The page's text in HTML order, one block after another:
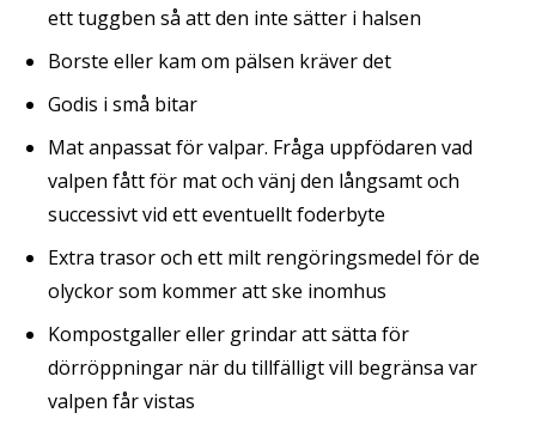
ett tuggben så att den inte sätter i halsen
Borste eller kam om pälsen kräver det
Godis i små bitar
Mat anpassat för valpar. Fråga uppfödaren vad
valpen fått för mat och vänj den långsamt och
successivt vid ett eventuellt foderbyte
Extra trasor och ett milt rengöringsmedel för de
olyckor som kommer att ske inomhus
Kompostgaller eller grindar att sätta för
dörröppningar när du tillfälligt vill begränsa var
valpen får vistas